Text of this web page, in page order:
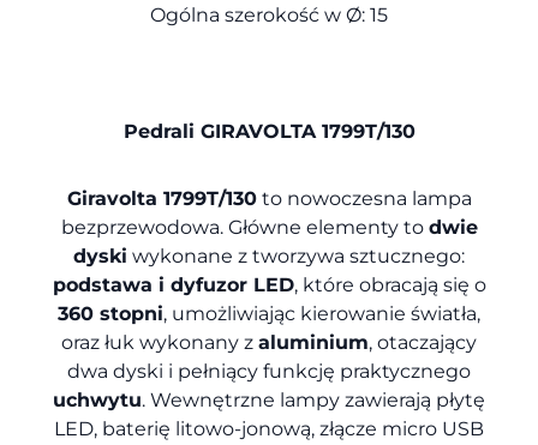
Ogólna szerokość w Ø: 15
Pedrali GIRAVOLTA 1799T/130
Giravolta 1799T/130to nowoczesna lampa
bezprzewodowa. Główne elementy to dwie
dyski wykonane z tworzywa sztucznego:
podstawa i dyfuzor LED, które obracają się o
360 stopni, umożliwiając kierowanie światła,
oraz łuk wykonany z aluminium, otaczający
dwa dyski i pełniący funkcję praktycznego
uchwytu. Wewnętrzne lampy zawierają płytę
LED, baterię litowo-jonową, złącze micro USB